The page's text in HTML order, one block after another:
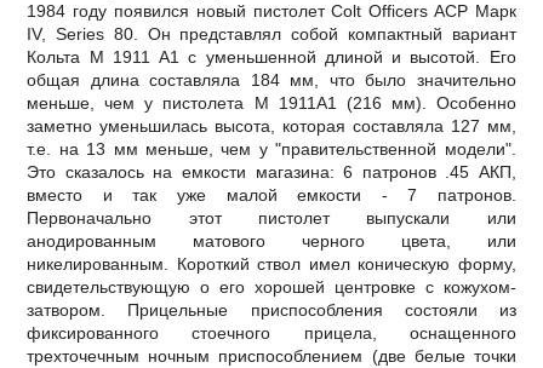
1984 году появился новый пистолет Colt Officers ACP Марк
IV, Series 80. Он представлял собой компактный вариант
Кольта М 1911 А1 с уменьшенной длиной и высотой. Его
общая длина составляла 184 мм, что было значительно
меньше, чем у пистолета М 1911А1 (216 мм). Особенно
заметно уменьшилась высота, которая составляла 127 мм,
т.е. на 13 мм меньше, чем у "правительственной модели".
Это сказалось на емкости магазина: 6 патронов .45 АКП,
вместо и так уже малой емкости - 7 патронов.
Первоначально этот пистолет выпускали или
анодированным матового черного цвета, или
никелированным. Короткий ствол имел коническую форму,
свидетельствующую о его хорошей центровке с кожухом-
затвором. Прицельные приспособления состояли из
фиксированного стоечного прицела, оснащенного
трехточечным ночным приспособлением (две белые точки